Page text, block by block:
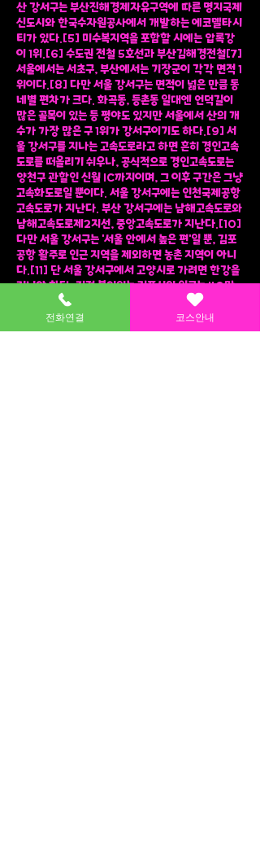
산 강서구는 부산진해경제자유구역에 따른 명지국제
신도시와 한국수자원공사에서 개발하는 에코델타시
티가 있다.[5] 미수복지역을 포함할 시에는 압록강
이 1위.[6] 수도권 전철 5호선과 부산김해경전철[7]
서울에서는 서초구, 부산에서는 기장군이 각각 면적 1
위이다.[8] 다만 서울 강서구는 면적이 넓은 만큼 동
네별 편차가 크다. 화곡동, 등촌동 일대엔 언덕길이
많은 골목이 있는 등 평야도 있지만 서울에서 산의 개
수가 가장 많은 구 1위가 강서구이기도 하다.[9] 서
울 강서구를 지나는 고속도로라고 하면 흔히 경인고속
도로를 떠올리기 쉬우나, 공식적으로 경인고속도로는
양천구 관할인 신월 IC까지이며, 그 이후 구간은 그냥
고속화도로일 뿐이다. 서울 강서구에는 인천국제공항
고속도로가 지난다. 부산 강서구에는 남해고속도로와
남해고속도로제2지선, 중앙고속도로가 지난다.[10]
다만 서울 강서구는 '서울 안에서 높은 편'일 뿐, 김포
공항 활주로 인근 지역을 제외하면 농촌 지역이 아니
다.[11] 단 서울 강서구에서 고양시로 가려면 한강을
건너야 한다. 직접 붙어있는 김포시의 인구는 40만
정도이다. 또한 부산 강서구에서 창원시로 가려면 반
드시 김해시를 통과해야 한다. 단, 두 도시가 맞닿은
좁은 경계를 지나려면 녹산공단쪽 먼 길로 가야 한다.
전화연결 코스안내